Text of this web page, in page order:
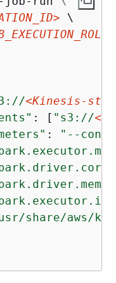
\
<Kinesis-
: [ "s3://
:
"--conf
share/aws/